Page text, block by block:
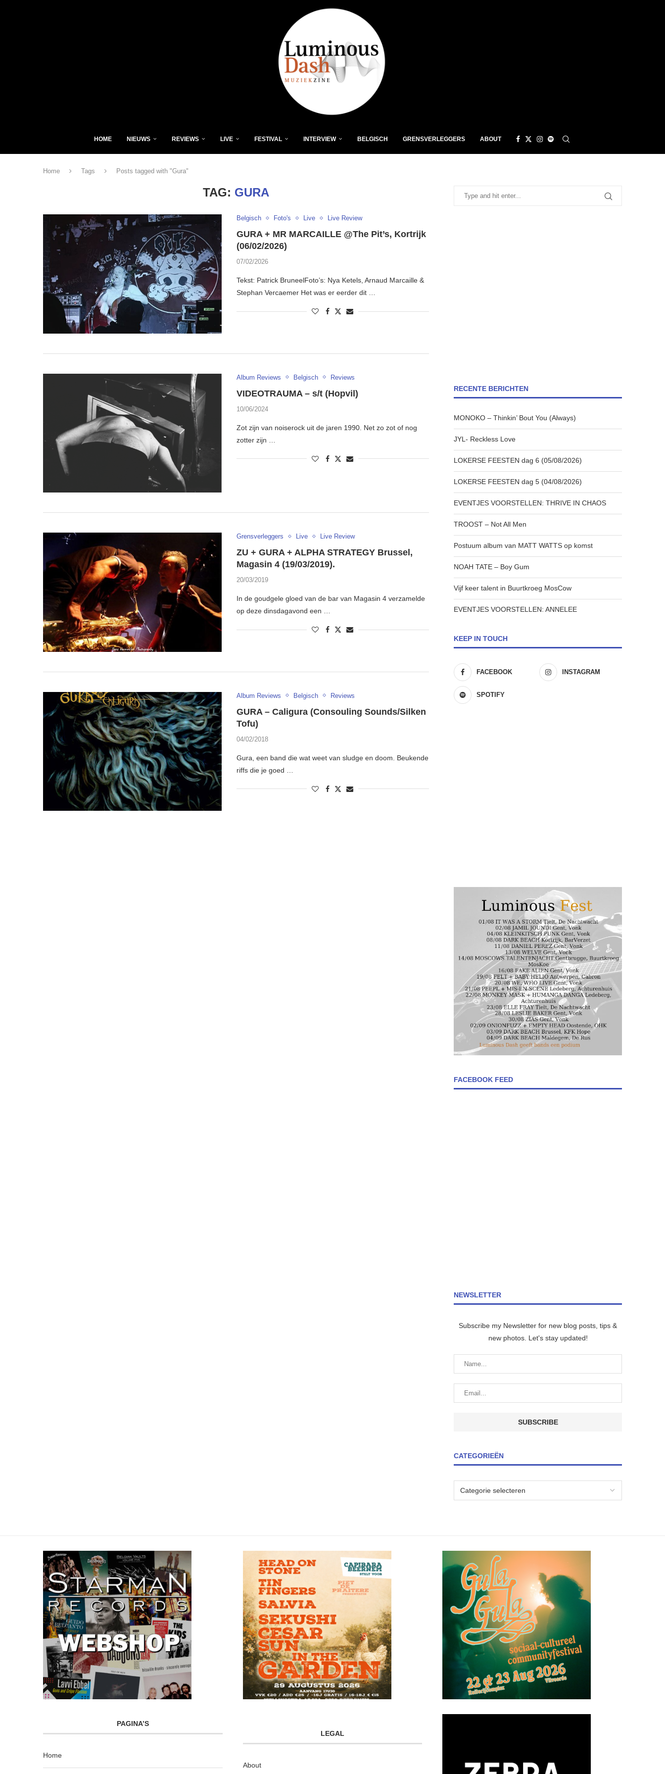
HOME NIEUWS REVIEWS LIVE FESTIVAL INTERVIEW BELGISCH GRENSVERLEGGERS ABOUT
Home Tags Posts tagged with "Gura"
TAG: GURA
Belgisch Foto's Live Live Review
GURA + MR MARCAILLE @The Pit’s, Kortrijk
(06/02/2026)
07/02/2026
Tekst: Patrick BruneelFoto’s: Nya Ketels, Arnaud Marcaille &
Stephan Vercaemer Het was er eerder dit …
Album Reviews Belgisch Reviews
VIDEOTRAUMA – s/t (Hopvil)
10/06/2024
Zot zijn van noiserock uit de jaren 1990. Net zo zot of nog
zotter zijn …
Grensverleggers Live Live Review
ZU + GURA + ALPHA STRATEGY Brussel,
Magasin 4 (19/03/2019).
20/03/2019
In de goudgele gloed van de bar van Magasin 4 verzamelde
op deze dinsdagavond een …
Album Reviews Belgisch Reviews
GURA – Caligura (Consouling Sounds/Silken
Tofu)
04/02/2018
Gura, een band die wat weet van sludge en doom. Beukende
riffs die je goed …
RECENTE BERICHTEN
MONOKO – Thinkin’ Bout You (Always)
JYL- Reckless Love
LOKERSE FEESTEN dag 6 (05/08/2026)
LOKERSE FEESTEN dag 5 (04/08/2026)
EVENTJES VOORSTELLEN: THRIVE IN CHAOS
TROOST – Not All Men
Postuum album van MATT WATTS op komst
NOAH TATE – Boy Gum
Vijf keer talent in Buurtkroeg MosCow
EVENTJES VOORSTELLEN: ANNELEE
KEEP IN TOUCH
FACEBOOK INSTAGRAM
SPOTIFY
FACEBOOK FEED
NEWSLETTER
Subscribe my Newsletter for new blog posts, tips &
new photos. Let's stay updated!
CATEGORIEËN
PAGINA’S
Home
LEGAL
About